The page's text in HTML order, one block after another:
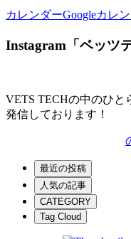
カレンダーGoogleカレ
Instagram「ベッツ
VETS TECHの中のひと
発信しております！
最近の投稿
人気の記事
CATEGORY
Tag Cloud